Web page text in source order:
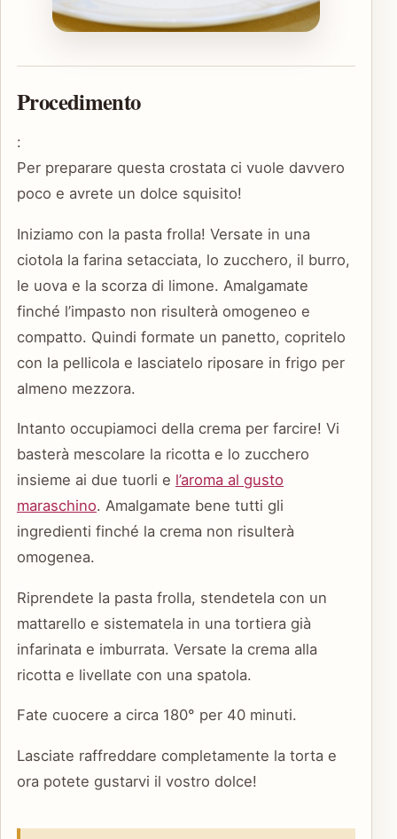
Procedimento
:
Per preparare questa crostata ci vuole davvero
poco e avrete un dolce squisito!
Iniziamo con la pasta frolla! Versate in una
ciotola la farina setacciata, lo zucchero, il burro,
le uova e la scorza di limone. Amalgamate
finché l’impasto non risulterà omogeneo e
compatto. Quindi formate un panetto, copritelo
con la pellicola e lasciatelo riposare in frigo per
almeno mezzora.
Intanto occupiamoci della crema per farcire! Vi
basterà mescolare la ricotta e lo zucchero
insieme ai due tuorli e l’aroma al gusto
maraschino. Amalgamate bene tutti gli
ingredienti finché la crema non risulterà
omogenea.
Riprendete la pasta frolla, stendetela con un
mattarello e sistematela in una tortiera già
infarinata e imburrata. Versate la crema alla
ricotta e livellate con una spatola.
Fate cuocere a circa 180° per 40 minuti.
Lasciate raffreddare completamente la torta e
ora potete gustarvi il vostro dolce!